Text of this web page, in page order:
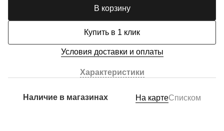
В корзину
Купить в 1 клик
Условия доставки и оплаты
Характеристики
Наличие в магазинах На картеСписком